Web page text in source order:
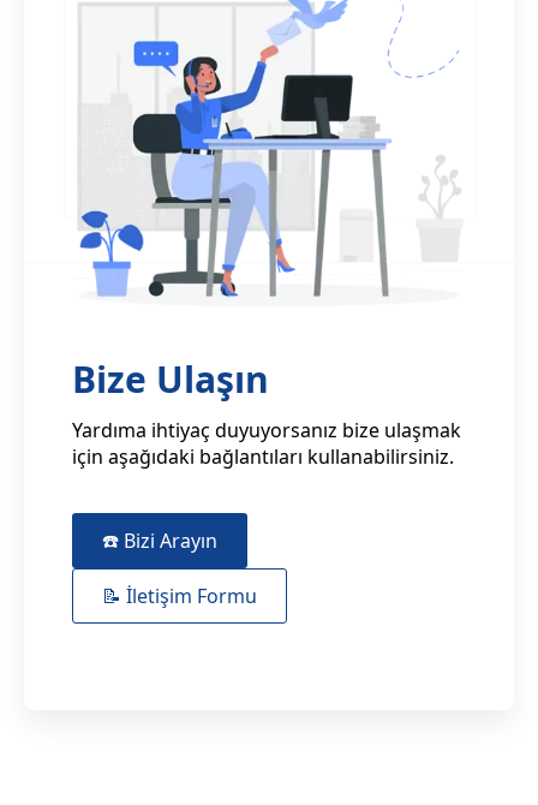
Bize Ulaşın
Yardıma ihtiyaç duyuyorsanız bize ulaşmak
için aşağıdaki bağlantıları kullanabilirsiniz.
☎️ Bizi Arayın
📝 İletişim Formu